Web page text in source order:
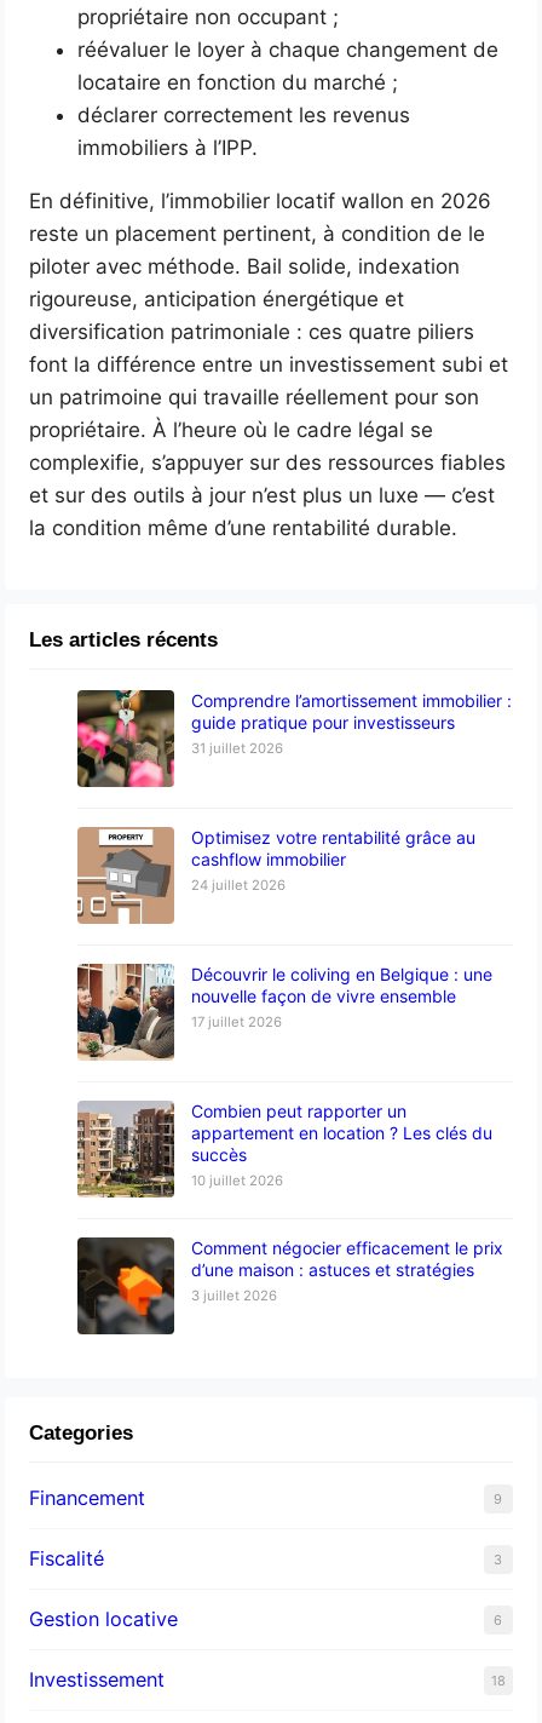
propriétaire non occupant ;
réévaluer le loyer à chaque changement de
locataire en fonction du marché ;
déclarer correctement les revenus
immobiliers à l’IPP.
En définitive, l’immobilier locatif wallon en 2026
reste un placement pertinent, à condition de le
piloter avec méthode. Bail solide, indexation
rigoureuse, anticipation énergétique et
diversification patrimoniale : ces quatre piliers
font la différence entre un investissement subi et
un patrimoine qui travaille réellement pour son
propriétaire. À l’heure où le cadre légal se
complexifie, s’appuyer sur des ressources fiables
et sur des outils à jour n’est plus un luxe — c’est
la condition même d’une rentabilité durable.
Les articles récents
Comprendre l’amortissement immobilier :
guide pratique pour investisseurs
31 juillet 2026
Optimisez votre rentabilité grâce au
cashflow immobilier
24 juillet 2026
Découvrir le coliving en Belgique : une
nouvelle façon de vivre ensemble
17 juillet 2026
Combien peut rapporter un
appartement en location ? Les clés du
succès
10 juillet 2026
Comment négocier efficacement le prix
d’une maison : astuces et stratégies
3 juillet 2026
Categories
Financement 9
Fiscalité 3
Gestion locative 6
Investissement 18